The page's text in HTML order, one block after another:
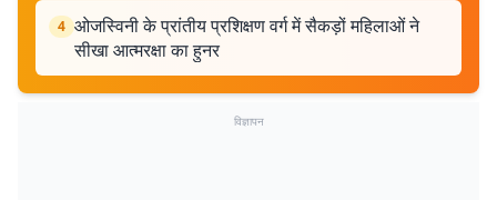
4 ओजस्विनी के प्रांतीय प्रशिक्षण वर्ग में सैकड़ों महिलाओं ने
सीखा आत्मरक्षा का हुनर
विज्ञापन